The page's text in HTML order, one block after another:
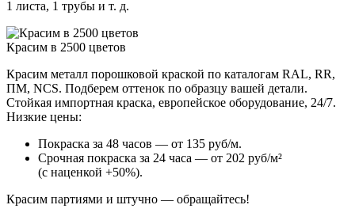
1 листа, 1 трубы и т. д.
Красим в 2500 цветов
Красим металл порошковой краской по каталогам RAL, RR,
ПМ, NCS. Подберем оттенок по образцу вашей детали.
Стойкая импортная краска, европейское оборудование, 24/7.
Низкие цены:
Покраска за 48 часов — от 135 руб/м.
Срочная покраска за 24 часа — от 202 руб/м²
(с наценкой +50%).
Красим партиями и штучно — обращайтесь!